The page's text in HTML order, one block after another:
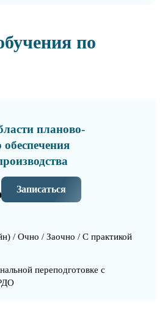
по
планово-
Записаться
/ Очно / Заочно / С практикой
переподготовке с